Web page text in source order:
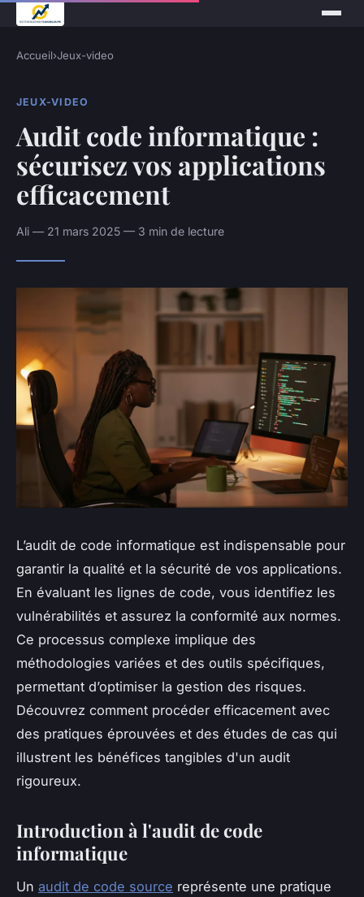
Accueil›Jeux-video
JEUX-VIDEO
Audit code informatique :
sécurisez vos applications
efficacement
Ali — 21 mars 2025 — 3 min de lecture
L’audit de code informatique est indispensable pour
garantir la qualité et la sécurité de vos applications.
En évaluant les lignes de code, vous identifiez les
vulnérabilités et assurez la conformité aux normes.
Ce processus complexe implique des
méthodologies variées et des outils spécifiques,
permettant d’optimiser la gestion des risques.
Découvrez comment procéder efficacement avec
des pratiques éprouvées et des études de cas qui
illustrent les bénéfices tangibles d'un audit
rigoureux.
Introduction à l'audit de code
informatique
Un audit de code source représente une pratique